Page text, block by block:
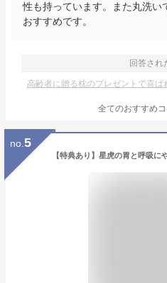
性も持っています。また丸洗い
おすすめです。
回答され
高齢者に贈る枕のプレゼントで喜
全てのおすすめコ
no. 5